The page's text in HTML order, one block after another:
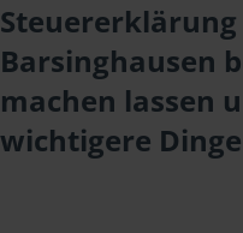
Barsinghausen
machen lassen
wichtigere